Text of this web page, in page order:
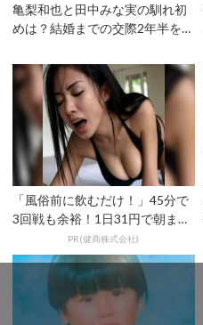
亀梨和也と田中みな実の馴れ初
めは？結婚までの交際2年半を時
「風俗前に飲むだけ！」45分で
3回戦も余裕！1日31円で朝まで
PR(健商株式会社)